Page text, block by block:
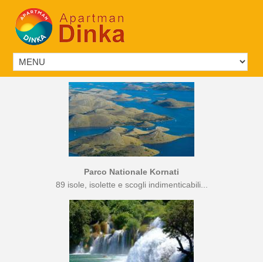
Parco Nationale Kornati
89 isole, isolette e scogli indimenticabili...